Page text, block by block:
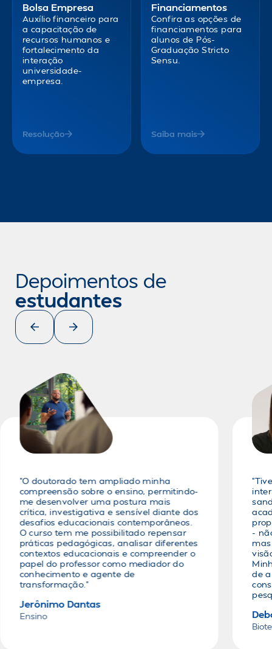
Bolsa Empresa
Auxílio financeiro para
a capacitação de
recursos humanos e
fortalecimento da
interação
universidade-
empresa.
Resolução
Financiamentos
Confira as opções de
financiamentos para
alunos de Pós-
Graduação Stricto
Sensu.
Saiba mais
Depoimentos de
estudantes
"O doutorado tem ampliado minha
compreensão sobre o ensino, permitindo-
me desenvolver uma postura mais
crítica, investigativa e sensível diante dos
desafios educacionais contemporâneos.
O curso tem me possibilitado repensar
práticas pedagógicas, analisar diferentes
contextos educacionais e compreender o
papel do professor como mediador do
conhecimento e agente de
transformação."
Jerônimo Dantas
Ensino
-
de